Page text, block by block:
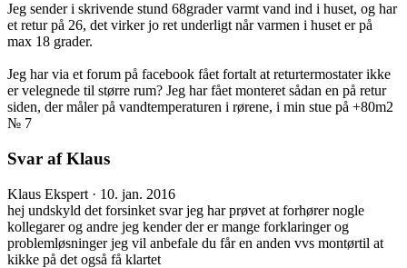
Jeg sender i skrivende stund 68grader varmt vand ind i huset, og har
et retur på 26, det virker jo ret underligt når varmen i huset er på
max 18 grader.
Jeg har via et forum på facebook fået fortalt at returtermostater ikke
er velegnede til større rum? Jeg har fået monteret sådan en på retur
siden, der måler på vandtemperaturen i rørene, i min stue på +80m2
№ 7
Svar af Klaus
Klaus Ekspert · 10. jan. 2016
hej undskyld det forsinket svar jeg har prøvet at forhører nogle
kollegarer og andre jeg kender der er mange forklaringer og
problemløsninger jeg vil anbefale du får en anden vvs montørtil at
kikke på det også få klartet